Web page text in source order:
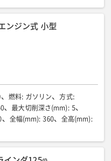
ンジン式 小型
燃料: ガソリン 方式:
最大切削深さ(mm): 5
全幅(mm): 360 全高(mm):